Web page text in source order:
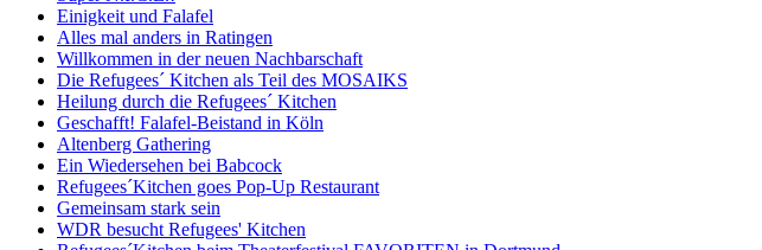
Einigkeit und Falafel
Alles mal anders in Ratingen
Willkommen in der neuen Nachbarschaft
Die Refugees´ Kitchen als Teil des MOSAIKS
Heilung durch die Refugees´ Kitchen
Geschafft! Falafel-Beistand in Köln
Altenberg Gathering
Ein Wiedersehen bei Babcock
Refugees´Kitchen goes Pop-Up Restaurant
Gemeinsam stark sein
WDR besucht Refugees' Kitchen